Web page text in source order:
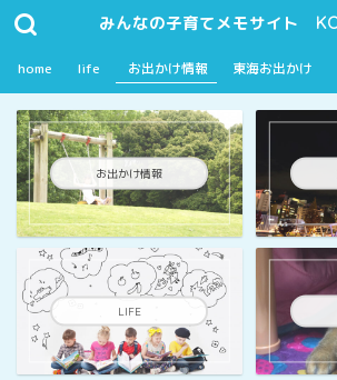
みんなの子育てメモサイト
home life お出かけ情報 東海お出かけ
お出かけ情報
LIFE